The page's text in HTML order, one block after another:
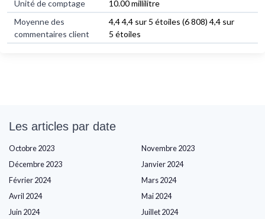
Unité de comptage
10.00 millilitre
Moyenne des
commentaires client
4,4 4,4 sur 5 étoiles (6 808) 4,4 sur
5 étoiles
Les articles par date
Octobre 2023
Novembre 2023
Décembre 2023
Janvier 2024
Février 2024
Mars 2024
Avril 2024
Mai 2024
Juin 2024
Juillet 2024